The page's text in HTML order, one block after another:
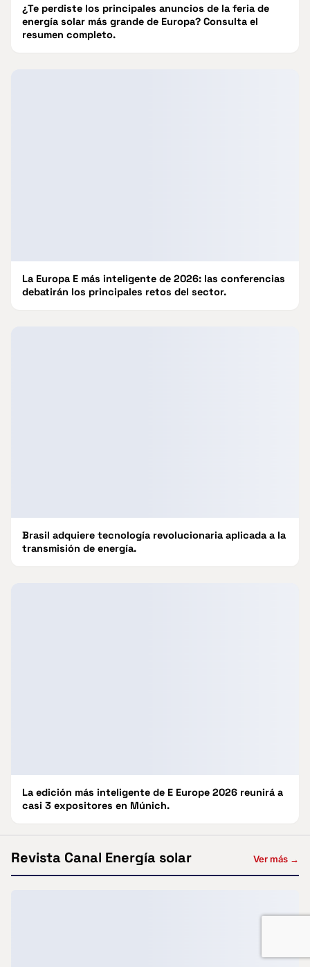
¿Te perdiste los principales anuncios de la feria de
energía solar más grande de Europa? Consulta el
resumen completo.
La Europa E más inteligente de 2026: las conferencias
debatirán los principales retos del sector.
Brasil adquiere tecnología revolucionaria aplicada a la
transmisión de energía.
La edición más inteligente de E Europe 2026 reunirá a
casi 3 expositores en Múnich.
Revista Canal Energía solar Ver más →